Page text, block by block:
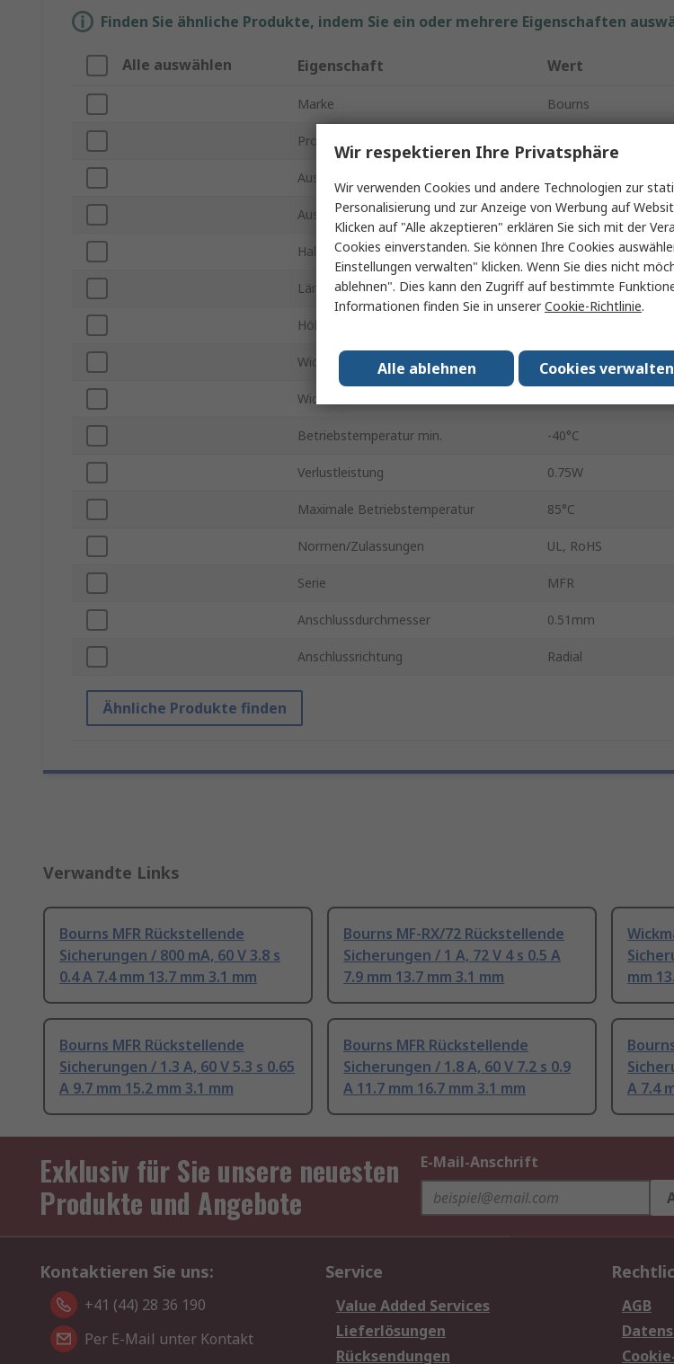
Finden Sie ähnliche Produkte, indem Sie ein oder mehrere Eigenschaften
Alle auswählen Eigenschaft Wert
Marke Bourns
Produkt Typ
Auslöseempfindlichkeit
Auslösezeit 4s
Haltestrom 0.5A
Länge 7.9mm
Höhe
Widerstand min. 0.41Ω
Widerstand max.
Betriebstemperatur min. -40°C
Verlustleistung 0.75W
Maximale Betriebstemperatur 85°C
Normen/Zulassungen UL, RoHS
Serie MFR
Anschlussdurchmesser 0.51mm
Anschlussrichtung Radial
Ähnliche Produkte finden
Verwandte Links
Bourns MFR Rückstellende
Sicherungen / 800 mA, 60 V 3.8 s
0.4 A 7.4 mm 13.7 mm 3.1 mm
Bourns MF-RX/72 Rückstellende
Sicherungen / 1 A, 72 V 4 s 0.5 A
7.9 mm 13.7 mm 3.1 mm
mm
Bourns MFR Rückstellende
Sicherungen / 1.3 A, 60 V 5.3 s 0.65
A 9.7 mm 15.2 mm 3.1 mm
Bourns MFR Rückstellende
Sicherungen / 1.8 A, 60 V 7.2 s 0.9
A 11.7 mm 16.7 mm 3.1 mm
A 7.4
Exklusiv für Sie unsere neuesten
Produkte und Angebote
E-Mail-Anschrift
Kontaktieren Sie uns:
+41 (44) 28 36 190
Per E-Mail unter Kontakt
Service
Value Added Services
Lieferlösungen
Rücksendungen
AGB
Wir respektieren Ihre Privatsphäre
Wir verwenden Cookies und andere Technologien zur
Personalisierung und zur Anzeige von Werbung auf
Klicken auf "Alle akzeptieren" erklären Sie sich mit der
Cookies einverstanden. Sie können Ihre Cookies
Einstellungen verwalten" klicken. Wenn Sie dies nicht
ablehnen". Dies kann den Zugriff auf bestimmte
Informationen finden Sie in unsererCookie-Richtlinie.
Cookies verwalten
Alle ablehnen